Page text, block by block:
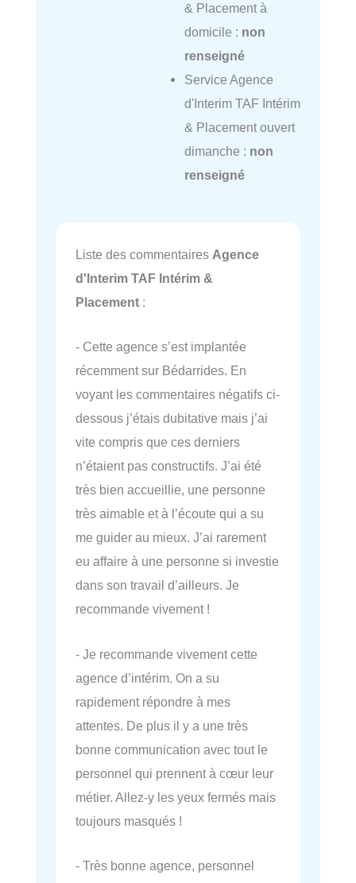
& Placement à
domicile : non
renseigné
Service Agence
d'Interim TAF Intérim
& Placement ouvert
dimanche : non
renseigné
Liste des commentaires Agence
d'Interim TAF Intérim &
Placement :
- Cette agence s’est implantée
récemment sur Bédarrides. En
voyant les commentaires négatifs ci-
dessous j’étais dubitative mais j’ai
vite compris que ces derniers
n’étaient pas constructifs. J’ai été
très bien accueillie, une personne
très aimable et à l’écoute qui a su
me guider au mieux. J’ai rarement
eu affaire à une personne si investie
dans son travail d’ailleurs. Je
recommande vivement !
- Je recommande vivement cette
agence d’intérim. On a su
rapidement répondre à mes
attentes. De plus il y a une très
bonne communication avec tout le
personnel qui prennent à cœur leur
métier. Allez-y les yeux fermés mais
toujours masqués !
- Très bonne agence, personnel